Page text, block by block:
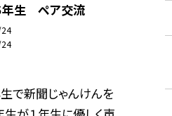
生 ペア交流
で新聞じゃんけんを